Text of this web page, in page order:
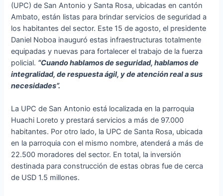
(UPC) de San Antonio y Santa Rosa, ubicadas en cantón
Ambato, están listas para brindar servicios de seguridad a
los habitantes del sector. Este 15 de agosto, el presidente
Daniel Noboa inauguró estas infraestructuras totalmente
equipadas y nuevas para fortalecer el trabajo de la fuerza
policial. “Cuando hablamos de seguridad, hablamos de
integralidad, de respuesta ágil, y de atención real a sus
necesidades”.
La UPC de San Antonio está localizada en la parroquia
Huachi Loreto y prestará servicios a más de 97.000
habitantes. Por otro lado, la UPC de Santa Rosa, ubicada
en la parroquia con el mismo nombre, atenderá a más de
22.500 moradores del sector. En total, la inversión
destinada para construcción de estas obras fue de cerca
de USD 1.5 millones.